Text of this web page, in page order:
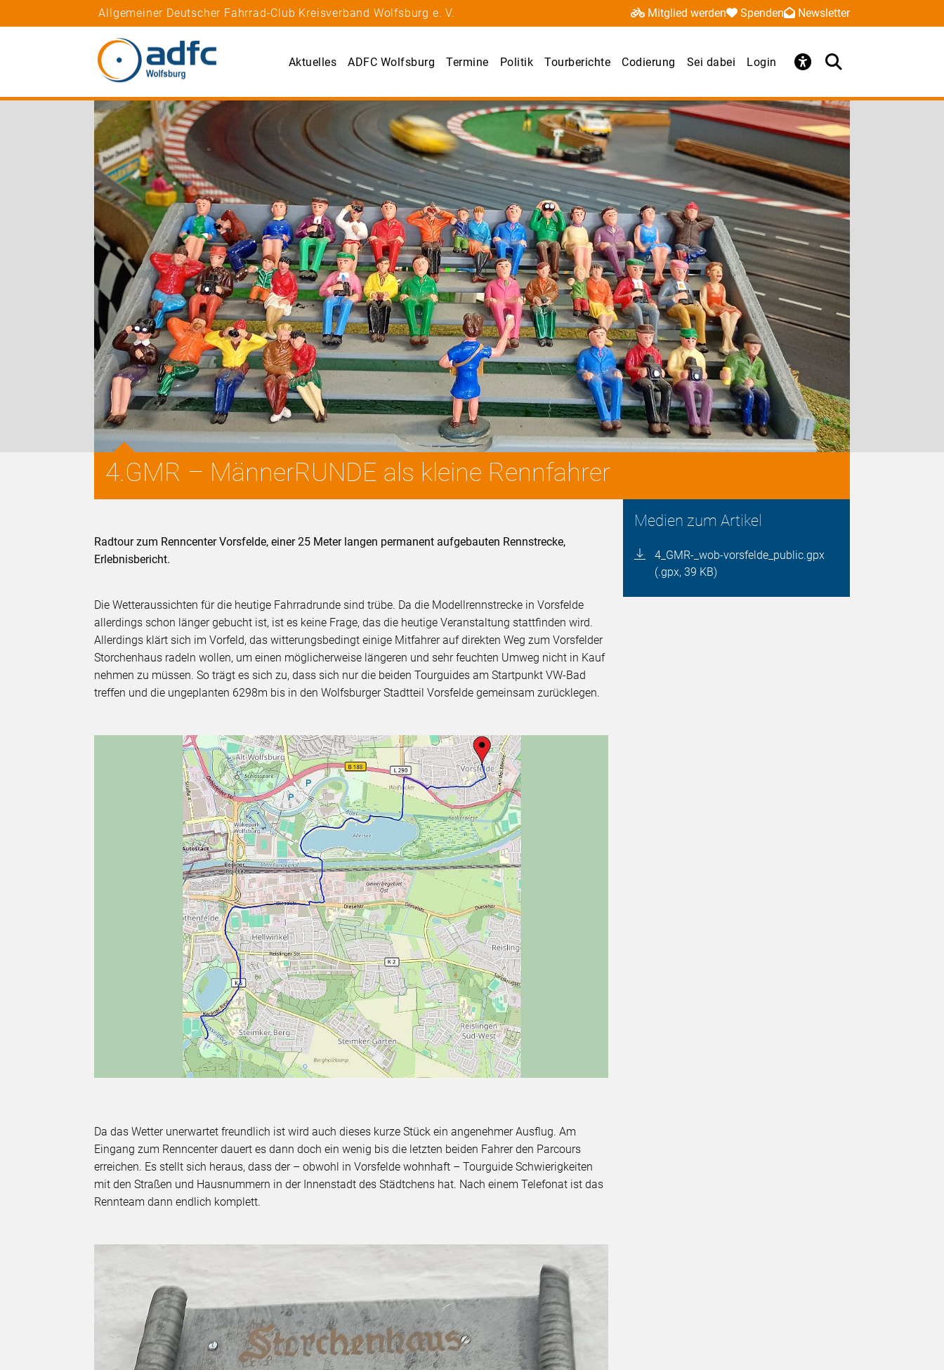
Allgemeiner Deutscher Fahrrad-Club Kreisverband Wolfsburg e. V. Mitglied werden Spenden Newsletter
Aktuelles ADFC Wolfsburg Termine Politik Tourberichte Codierung Sei dabei Login
4.GMR – MännerRUNDE als kleine Rennfahrer
Medien zum Artikel
4_GMR-_wob-vorsfelde_public.gpx
(.gpx, 39 KB)
Radtour zum Renncenter Vorsfelde, einer 25 Meter langen permanent aufgebauten Rennstrecke,
Erlebnisbericht.
Die Wetteraussichten für die heutige Fahrradrunde sind trübe. Da die Modellrennstrecke in Vorsfelde
allerdings schon länger gebucht ist, ist es keine Frage, das die heutige Veranstaltung stattfinden wird.
Allerdings klärt sich im Vorfeld, das witterungsbedingt einige Mitfahrer auf direkten Weg zum Vorsfelder
Storchenhaus radeln wollen, um einen möglicherweise längeren und sehr feuchten Umweg nicht in Kauf
nehmen zu müssen. So trägt es sich zu, dass sich nur die beiden Tourguides am Startpunkt VW-Bad
treffen und die ungeplanten 6298m bis in den Wolfsburger Stadtteil Vorsfelde gemeinsam zurücklegen.
Da das Wetter unerwartet freundlich ist wird auch dieses kurze Stück ein angenehmer Ausflug. Am
Eingang zum Renncenter dauert es dann doch ein wenig bis die letzten beiden Fahrer den Parcours
erreichen. Es stellt sich heraus, dass der – obwohl in Vorsfelde wohnhaft – Tourguide Schwierigkeiten
mit den Straßen und Hausnummern in der Innenstadt des Städtchens hat. Nach einem Telefonat ist das
Rennteam dann endlich komplett.